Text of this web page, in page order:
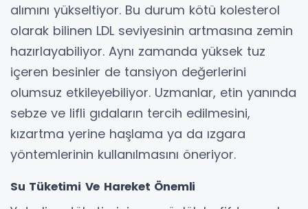
alımını yükseltiyor. Bu durum kötü kolesterol
olarak bilinen LDL seviyesinin artmasına zemin
hazırlayabiliyor. Aynı zamanda yüksek tuz
içeren besinler de tansiyon değerlerini
olumsuz etkileyebiliyor. Uzmanlar, etin yanında
sebze ve lifli gıdaların tercih edilmesini,
kızartma yerine haşlama ya da ızgara
yöntemlerinin kullanılmasını öneriyor.
Su Tüketimi Ve Hareket Önemli